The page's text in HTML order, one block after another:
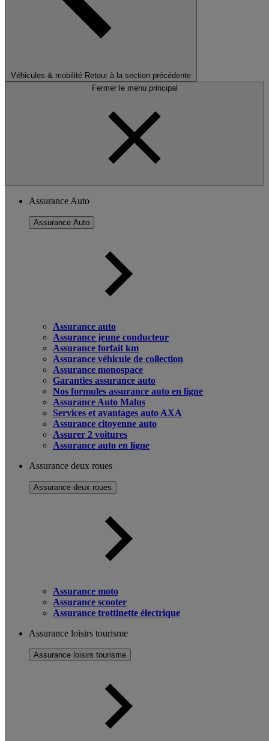
Véhicules & mobilité Retour à la section précédente
Fermer le menu principal
Assurance Auto
Assurance Auto
Assurance auto
Assurance jeune conducteur
Assurance forfait km
Assurance véhicule de collection
Assurance monospace
Garanties assurance auto
Nos formules assurance auto en ligne
Assurance Auto Malus
Services et avantages auto AXA
Assurance citoyenne auto
Assurer 2 voitures
Assurance auto en ligne
Assurance deux roues
Assurance deux roues
Assurance moto
Assurance scooter
Assurance trottinette électrique
Assurance loisirs tourisme
Assurance loisirs tourisme